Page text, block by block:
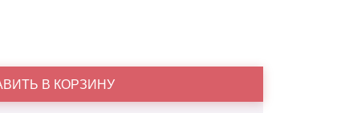
В КОРЗИНУ